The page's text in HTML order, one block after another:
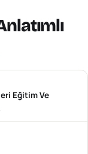
Eğitim Ve